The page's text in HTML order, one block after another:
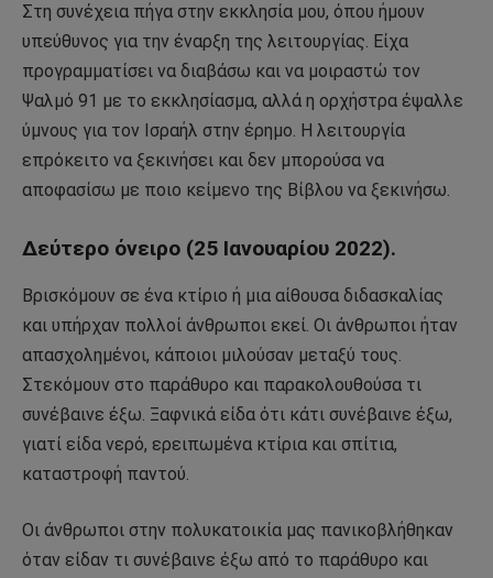
Στη συνέχεια πήγα στην εκκλησία μου, όπου ήμουν
υπεύθυνος για την έναρξη της λειτουργίας. Είχα
προγραμματίσει να διαβάσω και να μοιραστώ τον
Ψαλμό 91 με το εκκλησίασμα, αλλά η ορχήστρα έψαλλε
ύμνους για τον Ισραήλ στην έρημο. Η λειτουργία
επρόκειτο να ξεκινήσει και δεν μπορούσα να
αποφασίσω με ποιο κείμενο της Βίβλου να ξεκινήσω.
Δεύτερο όνειρο (25 Ιανουαρίου 2022).
Βρισκόμουν σε ένα κτίριο ή μια αίθουσα διδασκαλίας
και υπήρχαν πολλοί άνθρωποι εκεί. Οι άνθρωποι ήταν
απασχολημένοι, κάποιοι μιλούσαν μεταξύ τους.
Στεκόμουν στο παράθυρο και παρακολουθούσα τι
συνέβαινε έξω. Ξαφνικά είδα ότι κάτι συνέβαινε έξω,
γιατί είδα νερό, ερειπωμένα κτίρια και σπίτια,
καταστροφή παντού.
Οι άνθρωποι στην πολυκατοικία μας πανικοβλήθηκαν
όταν είδαν τι συνέβαινε έξω από το παράθυρο και